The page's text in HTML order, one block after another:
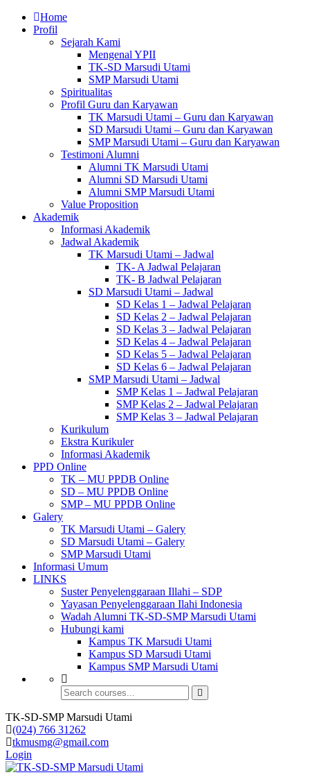
Home
Profil
Sejarah Kami
Mengenal YPII
TK-SD Marsudi Utami
SMP Marsudi Utami
Spiritualitas
Profil Guru dan Karyawan
TK Marsudi Utami – Guru dan Karyawan
SD Marsudi Utami – Guru dan Karyawan
SMP Marsudi Utami – Guru dan Karyawan
Testimoni Alumni
Alumni TK Marsudi Utami
Alumni SD Marsudi Utami
Alumni SMP Marsudi Utami
Value Proposition
Akademik
Informasi Akademik
Jadwal Akademik
TK Marsudi Utami – Jadwal
TK- A Jadwal Pelajaran
TK- B Jadwal Pelajaran
SD Marsudi Utami – Jadwal
SD Kelas 1 – Jadwal Pelajaran
SD Kelas 2 – Jadwal Pelajaran
SD Kelas 3 – Jadwal Pelajaran
SD Kelas 4 – Jadwal Pelajaran
SD Kelas 5 – Jadwal Pelajaran
SD Kelas 6 – Jadwal Pelajaran
SMP Marsudi Utami – Jadwal
SMP Kelas 1 – Jadwal Pelajaran
SMP Kelas 2 – Jadwal Pelajaran
SMP Kelas 3 – Jadwal Pelajaran
Kurikulum
Ekstra Kurikuler
Informasi Akademik
PPD Online
TK – MU PPDB Online
SD – MU PPDB Online
SMP – MU PPDB Online
Galery
TK Marsudi Utami – Galery
SD Marsudi Utami – Galery
SMP Marsudi Utami
Informasi Umum
LINKS
Suster Penyelenggaraan Illahi – SDP
Yayasan Penyelenggaraan Ilahi Indonesia
Wadah Alumni TK-SD-SMP Marsudi Utami
Hubungi kami
Kampus TK Marsudi Utami
Kampus SD Marsudi Utami
Kampus SMP Marsudi Utami
TK-SD-SMP Marsudi Utami
(024) 766 31262
tkmusmg@gmail.com
Login